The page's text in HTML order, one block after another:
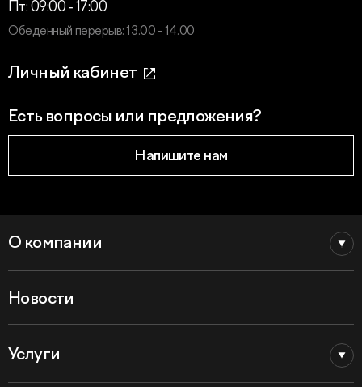
Пт: 09:00 ‑ 17:00
Обеденный перерыв: 13.00 - 14.00
Личный кабинет
Есть вопросы или предложения?
Напишите нам
О компании
Новости
Услуги